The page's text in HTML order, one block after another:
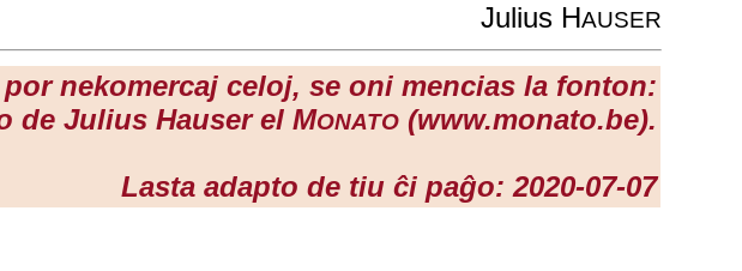
Julius HAUSER
nekomercaj celoj, se oni mencias la fonton:
de Julius Hauser el MONATO (www.monato.be).
Lasta adapto de tiu ĉi paĝo: 2020-07-07